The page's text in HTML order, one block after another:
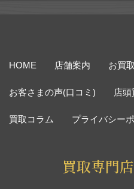
HOME 店舗案内 お買
お客さまの声(口コミ) 店頭
買取コラム プライバシー
買取専門